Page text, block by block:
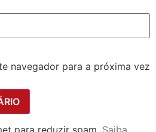
navegador para a próxima vez